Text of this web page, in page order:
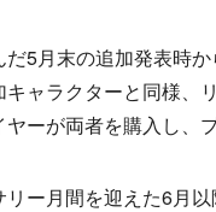
5月末の追加発表時
ャラクターと同様、
ーが両者を購入し、
ー月間を迎えた6月